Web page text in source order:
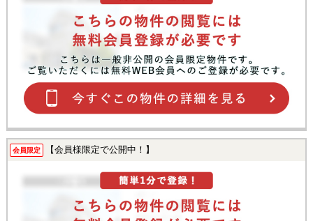
会員限定 【会員様限定で公開中！】